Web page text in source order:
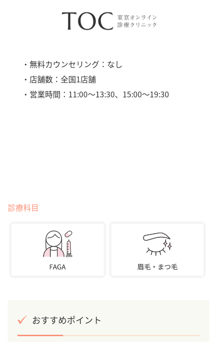
・無料カウンセリング：なし
・店舗数：全国1店舗
・営業時間：11:00〜13:30、15:00〜19:30
診療科目
おすすめポイント